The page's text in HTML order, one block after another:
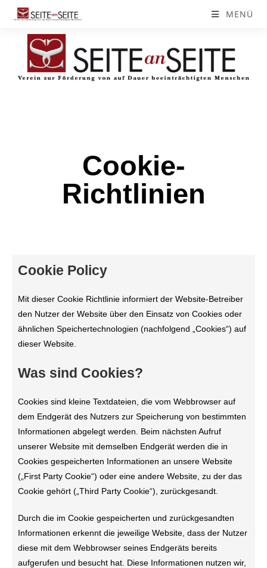
MENÜ
Cookie-
Richtlinien
Cookie Policy
Mit dieser Cookie Richtlinie informiert der Website-Betreiber
den Nutzer der Website über den Einsatz von Cookies oder
ähnlichen Speichertechnologien (nachfolgend „Cookies“) auf
dieser Website.
Was sind Cookies?
Cookies sind kleine Textdateien, die vom Webbrowser auf
dem Endgerät des Nutzers zur Speicherung von bestimmten
Informationen abgelegt werden. Beim nächsten Aufruf
unserer Website mit demselben Endgerät werden die in
Cookies gespeicherten Informationen an unsere Website
(„First Party Cookie“) oder eine andere Website, zu der das
Cookie gehört („Third Party Cookie“), zurückgesandt.
Durch die im Cookie gespeicherten und zurückgesandten
Informationen erkennt die jeweilige Website, dass der Nutzer
diese mit dem Webbrowser seines Endgeräts bereits
aufgerufen und besucht hat. Diese Informationen nutzen wir,